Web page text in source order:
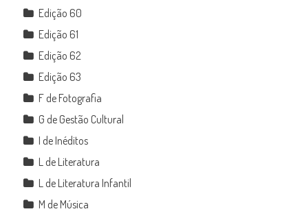
Edição 60
Edição 61
Edição 62
Edição 63
F de Fotografia
G de Gestão Cultural
I de Inéditos
L de Literatura
L de Literatura Infantil
M de Música